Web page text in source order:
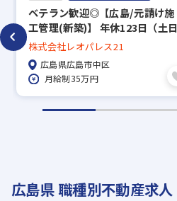
ベテラン歓迎◎【広島/元請け施
工管理(新築)】 年休123日（土日
祝休）/福利厚生充実◎/プライム
市場
株式会社レオパレス21
広島県広島市中区
月給制35万円
広島県 職種別不動産求人